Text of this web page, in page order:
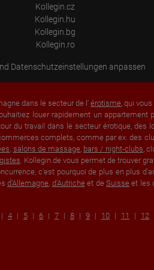
Kollegin.cz
Kollegin.hu
Kollegin.bg
Kollegin.ro
Datenschutzeinstellungen anpassen
dans le secteur de l'érotisme, qui
louer rapidement un
du travail dans le secteur érotique,
complets, comme par ex. des
, salons de massage, bars / night-clubs,
. Kollegin.de vous permet de trouver
c'est pourquoi de plus en plus
d'Allemagne, d'Autricheet de Suisseet les
4 5 6 7 8 9 10 11 12